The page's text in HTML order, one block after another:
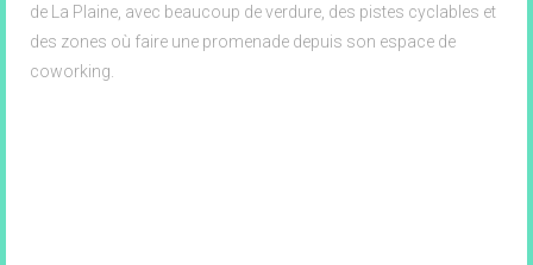
de La Plaine, avec beaucoup de verdure, des pistes cyclables et
des zones où faire une promenade depuis son espace de
coworking.